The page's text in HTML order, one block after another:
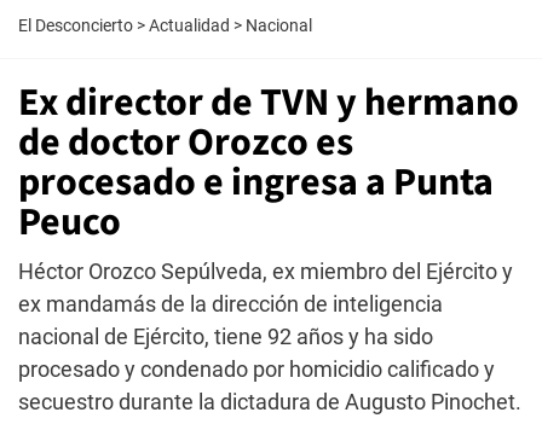
El Desconcierto >Actualidad > Nacional
Ex director de TVN y hermano
de doctor Orozco es
procesado e ingresa a Punta
Peuco
Héctor Orozco Sepúlveda, ex miembro del Ejército y
ex mandamás de la dirección de inteligencia
nacional de Ejército, tiene 92 años y ha sido
procesado y condenado por homicidio calificado y
secuestro durante la dictadura de Augusto Pinochet.